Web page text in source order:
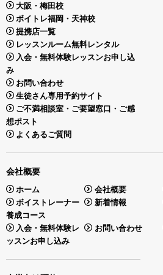
大阪・梅田校
ボイトレ福岡・天神校
提携店一覧
レッスンルーム無料レンタル
入会・無料体験レッスンお申し込
み
お問い合わせ
生徒さん専用予約サイト
ご不満相談室・ご要望窓口・ご感
想ポスト
よくあるご質問
会社概要
ホーム 会社概要
ボイストレーナー
養成コース
新着情報
入会・無料体験レ
ッスンお申し込み
お問い合わせ